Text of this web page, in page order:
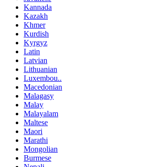
Kannada
Kazakh
Khmer
Kurdish
Kyrgyz
Latin
Latvian
Lithuanian
Luxembou..
Macedonian
Malagasy
Malay
Malayalam
Maltese
Maori
Marathi
Mongolian
Burmese